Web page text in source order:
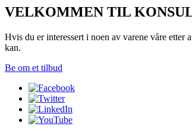
VELKOMMEN TIL
Hvis du er interessert i noen av varene våre etter
kan.
Be om et tilbud